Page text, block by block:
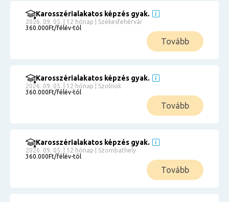
Karosszérialakatos képzés gyak.
2026. 09. 05. | 12 hónap | Székesfehérvár
360.000Ft/félév-tól
Tovább
Karosszérialakatos képzés gyak.
2026. 09. 05. | 12 hónap | Szolnok
360.000Ft/félév-tól
Tovább
Karosszérialakatos képzés gyak.
2026. 09. 05. | 12 hónap | Szombathely
360.000Ft/félév-tól
Tovább